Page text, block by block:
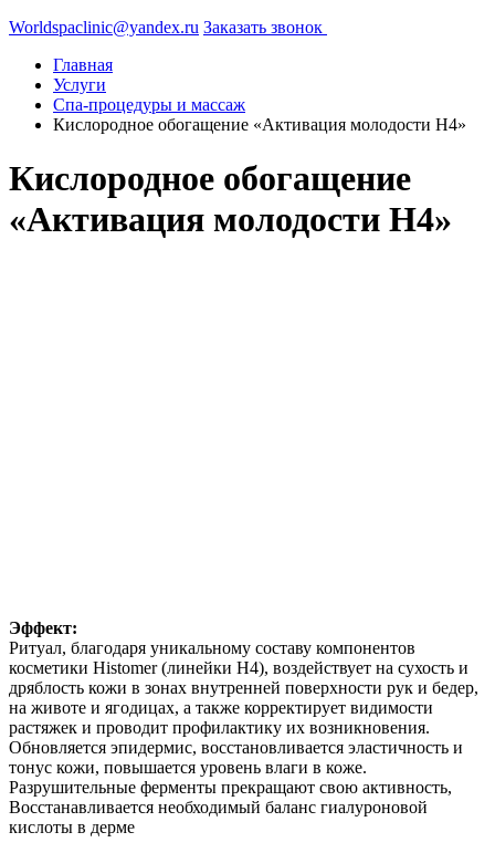
Worldspaclinic@yandex.ru Заказать звонок
Главная
Услуги
Спа-процедуры и массаж
Кислородное обогащение «Активация молодости H4»
Кислородное обогащение
«Активация молодости H4»
Эффект:
Ритуал, благодаря уникальному составу компонентов
косметики Histomer (линейки H4), воздействует на сухость и
дряблость кожи в зонах внутренней поверхности рук и бедер,
на животе и ягодицах, а также корректирует видимости
растяжек и проводит профилактику их возникновения.
Обновляется эпидермис, восстановливается эластичность и
тонус кожи, повышается уровень влаги в коже.
Разрушительные ферменты прекращают свою активность,
Восстанавливается необходимый баланс гиалуроновой
кислоты в дерме